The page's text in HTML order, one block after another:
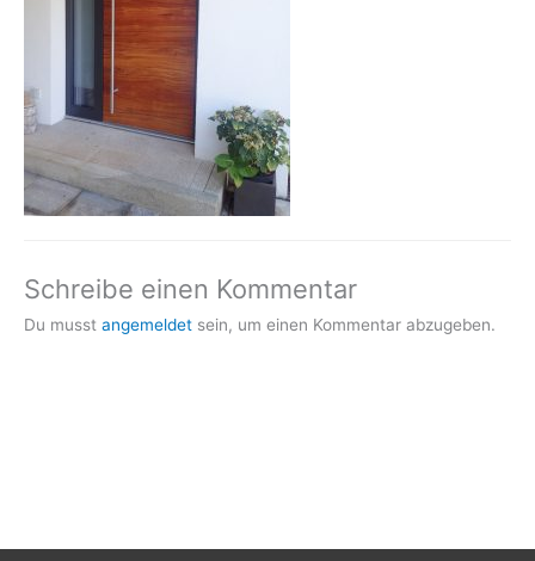
Schreibe einen Kommentar
Du musst angemeldet sein, um einen Kommentar abzugeben.